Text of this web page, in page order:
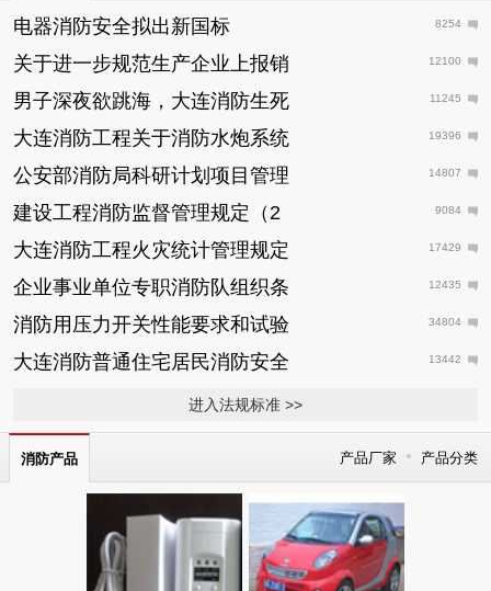
电器消防安全拟出新国标 8254
关于进一步规范生产企业上报销 12100
男子深夜欲跳海，大连消防生死 11245
大连消防工程关于消防水炮系统 19396
公安部消防局科研计划项目管理 14807
建设工程消防监督管理规定（2 9084
大连消防工程火灾统计管理规定 17429
企业事业单位专职消防队组织条 12435
消防用压力开关性能要求和试验 34804
大连消防普通住宅居民消防安全 13442
进入法规标准 >>
消防产品 产品厂家 • 产品分类